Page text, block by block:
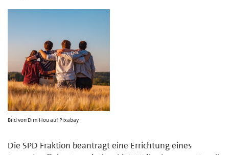
Bild von Dim Hou auf Pixabay
Die SPD Fraktion beantragt eine Errichtung eines